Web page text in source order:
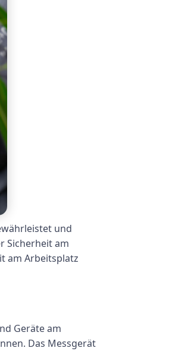
und
Sicherheit am
am Arbeitsplatz
Geräte am
Das Messgerät